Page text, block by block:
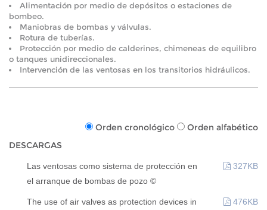
Alimentación por medio de depósitos o estaciones de
bombeo.
Maniobras de bombas y válvulas.
Rotura de tuberías.
Protección por medio de calderines, chimeneas de equilibro
o tanques unidireccionales.
Intervención de las ventosas en los transitorios hidráulicos.
Orden cronológico
Orden alfabético
DESCARGAS
Las ventosas como sistema de protección en
el arranque de bombas de pozo ©
327KB
The use of air valves as protection devices in
476KB